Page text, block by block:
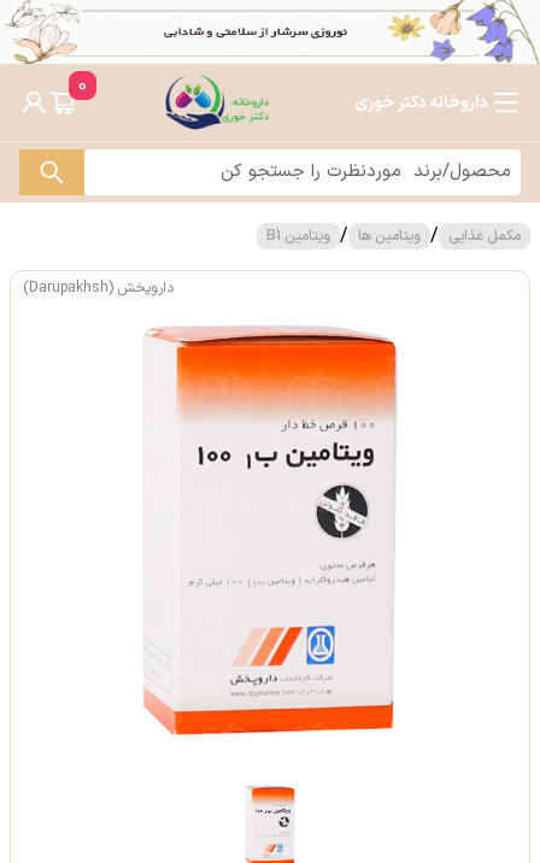
داروخانه دکتر خوری
0
مکمل غذایی / ویتامین ها / ویتامین B1
داروپخش (Darupakhsh)